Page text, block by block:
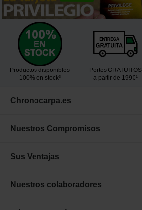
Productos disponibles
100% en stock³
Portes GRATUITOS
a partir de 199€¹
Chronocarpa.es
Nuestros Compromisos
Sus Ventajas
Nuestros colaboradores